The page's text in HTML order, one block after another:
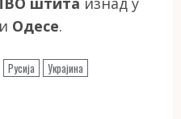
и Одесе.
Русија Украјина